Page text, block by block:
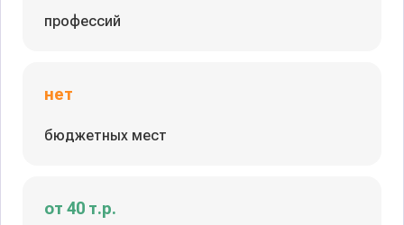
профессий
нет
бюджетных мест
от 40 т.р.